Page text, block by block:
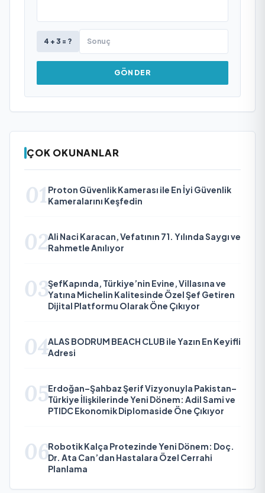
4 + 3 = ?
GÖNDER
ÇOK OKUNANLAR
01 Proton Güvenlik Kamerası ile En İyi Güvenlik
Kameralarını Keşfedin
02Ali Naci Karacan, Vefatının 71. Yılında Saygı ve
Rahmetle Anılıyor
03ŞefKapında, Türkiye’nin Evine, Villasına ve
Yatına Michelin Kalitesinde Özel Şef Getiren
Dijital Platformu Olarak Öne Çıkıyor
04ALAS BODRUM BEACH CLUB ile Yazın En Keyifli
Adresi
05Erdoğan–Şahbaz Şerif Vizyonuyla Pakistan–
Türkiye İlişkilerinde Yeni Dönem: Adil Sami ve
PTIDC Ekonomik Diplomaside Öne Çıkıyor
06Robotik Kalça Protezinde Yeni Dönem: Doç.
Dr. Ata Can’dan Hastalara Özel Cerrahi
Planlama